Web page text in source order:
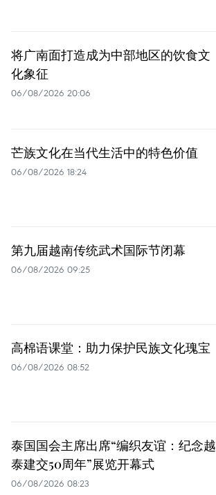
将广南面打造成为中部地区的饮食文
化象征
06/08/2026 20:06
芒族文化在当代生活中的特色价值
06/08/2026 18:24
第九届越南传统武术国际节闭幕
06/08/2026 09:25
高棉语课堂：助力保护民族文化瑰宝
06/08/2026 08:52
泰国国会主席出席“编织友谊：纪念越
泰建交50周年”展览开幕式
06/08/2026 08:23